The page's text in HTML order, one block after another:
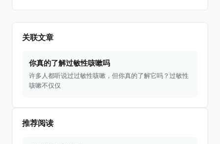
关联文章
你真的了解过敏性咳嗽吗
许多人都听说过过敏性咳嗽，但你真的了解它吗？过敏性
咳嗽不仅仅
推荐阅读